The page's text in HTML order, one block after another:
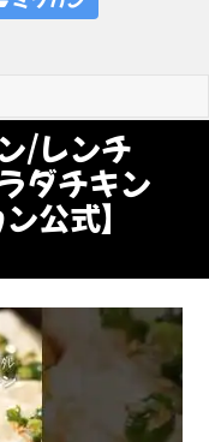
/レンチ
ダチキン
公式】